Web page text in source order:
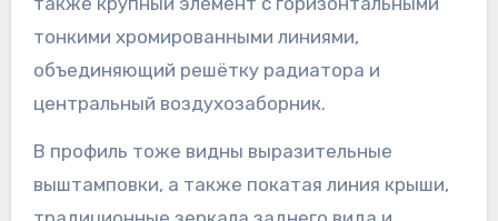
тонкими хромированными линиями,
объединяющий решётку радиатора и
центральный воздухозаборник.
В профиль тоже видны выразительные
выштамповки, а также покатая линия крыши,